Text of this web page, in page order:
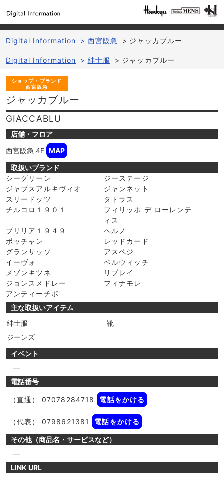
Digital Information > 西宮阪急 > ジャッカブルー
Digital Information > 紳士服 > ジャッカブルー
ショップ・ブランド
西宮阪急
ジャッカブルー
GIACCABLU
店舗・フロア
西宮阪急 4F MAP
取扱いブランド
シーグリーン
ジーステージ
ジャブスアルキヴィオ
ジャンネット
スリードッツ
タトラス
チルコロ１９０１
フィリッポ デ ローレンテ
ィス
ブリリア１９４９
ヘルノ
ボッチャン
レッドカード
グランサッソ
アスペジ
イーヴォ
ベルウィッチ
メゾンキツネ
リプレイ
ジョンスメドレー
フィナモレ
アンティーチポ
主な取扱いアイテム
紳士服
靴
ジーンズ
イベント
―
電話番号
（直通） 07078284718 電話をかける
（代表） 0798621381 電話をかける
その他（商品名・サービスなど）
―
LINK URL